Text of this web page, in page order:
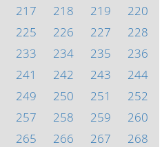
217 218 219
220
225 226 227
228
233 234 235
236
241 242 243
244
249 250 251
252
257 258 259
260
265 266 267
268